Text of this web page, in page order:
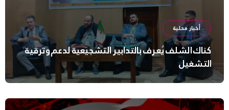
أخبار محلية
كناك الشلف يُعرف بالتدابير التشجيعية لدعم وترقية
التشغيل